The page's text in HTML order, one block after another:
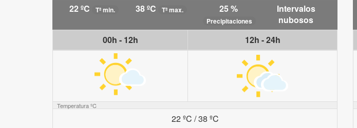
22 ºC Tª min. 38 ºC Tª max. 25 %
Precipitaciones
Intervalos
nubosos
00h - 12h
12h - 24h
Temperatura ºC
22 ºC / 38 ºC